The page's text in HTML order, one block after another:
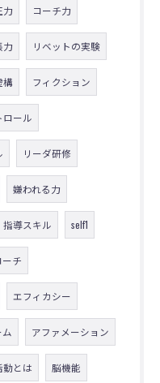
力 コーチ力
力 リベットの実験
構 フィクション
ロール
リーダ研修
嫌われる力
指導スキル self1
チ
エフィカシー
アファメーション
動とは 脳機能